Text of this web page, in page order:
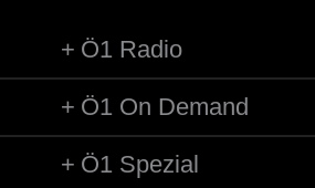
Ö1 Radio
Ö1 On Demand
Ö1 Spezial